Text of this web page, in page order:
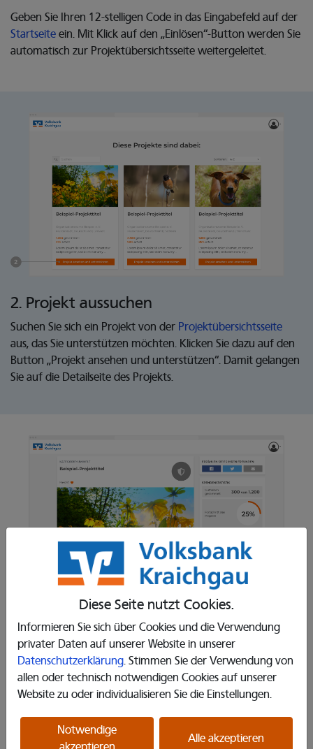
Diese Seite nutzt Cookies.
Informieren Sie sich über Cookies und die Verwendung
privater Daten auf unserer Website in unserer
Datenschutzerklärung. Stimmen Sie der Verwendung von
allen oder technisch notwendigen Cookies auf unserer
Website zu oder individualisieren Sie die Einstellungen.
Notwendige
Alle akzeptieren
Geben Sie Ihren 12-stelligen Code in das Eingabefeld auf der
Startseite ein. Mit Klick auf den „Einlösen“-Button werden Sie
automatisch zur Projektübersichtsseite weitergeleitet.
2. Projekt aussuchen
Suchen Sie sich ein Projekt von der Projektübersichtsseite
aus, das Sie unterstützen möchten. Klicken Sie dazu auf den
Button „Projekt ansehen und unterstützen“. Damit gelangen
Sie auf die Detailseite des Projekts.
3. Spendenguthaben verteilen
Hier können Sie nun Ihre Spendenguthaben verteilen. Geben
Sie dazu in das Eingabefeld im Bereich „Projekt unterstützen“
die gewünschte Anzahl an Spendenguthaben ein und klicken
Sie auf den Button „Verteilen“. Gerne können Sie Ihre
Spendenguthaben auch auf mehrere Projekte aufteilen.